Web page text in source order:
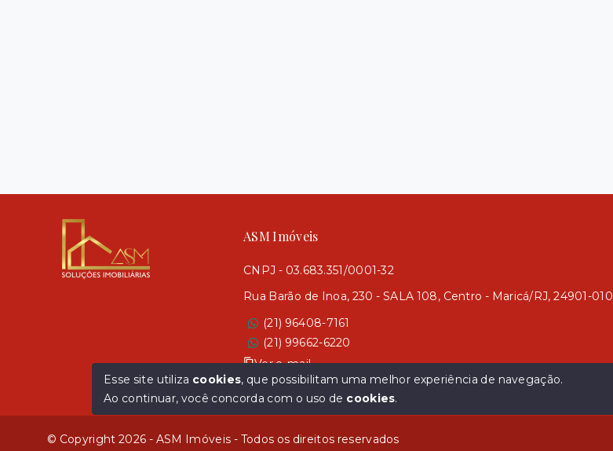
ASM Imóveis
CNPJ - 03.683.351/0001-32
Rua Barão de Inoa, 230 - SALA 108, Centro - Maricá/RJ, 24901-010
(21) 96408-7161
(21) 99662-6220
Ver e-mail
© Copyright 2026 - ASM Imóveis - Todos os direitos reservados
Esse site utiliza cookies, que possibilitam uma melhor experiência de navegação.
Ao continuar, você concorda com o uso de cookies.